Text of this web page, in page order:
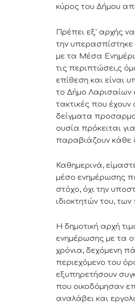
κύρος του Δήμου
Πρέπει εξ’ αρχής
την υπερασπίστηκε
με τα Μέσα
τις περιπτώσει,ς
επίθεση και είναι
το Δήμο Λαρισαίων
τακτικές που
δείγματα
ουσία πρόκειται
παραβιάζουν κάθε
Καθημερινά,
μέσο ενημέρωσης
στόχο, όχι την
ιδιοκτητών του,
Η δημοτική αρχή
ενημέρωσης με τα
χρόνια, δεχόμενη
περιεχόμενο του
εξυπηρετήσουν
που οικοδόμησαν
αναλάβει και